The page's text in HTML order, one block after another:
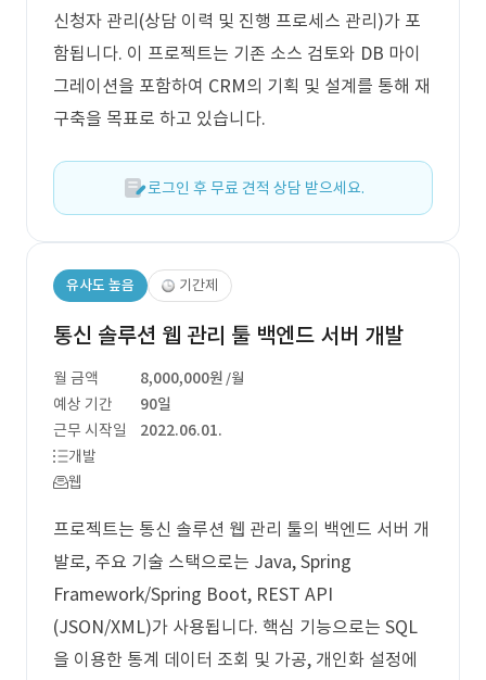
신청자 관리(상담 이력 및 진행 프로세스 관리)가 포
함됩니다. 이 프로젝트는 기존 소스 검토와 DB 마이
그레이션을 포함하여 CRM의 기획 및 설계를 통해 재
구축을 목표로 하고 있습니다.
로그인 후 무료 견적 상담 받으세요.
유사도 높음 기간제
통신 솔루션 웹 관리 툴 백엔드 서버 개발
월 금액 8,000,000원 /월
예상 기간
90일
근무 시작일
2022.06.01.
개발
웹
프로젝트는 통신 솔루션 웹 관리 툴의 백엔드 서버 개
발로, 주요 기술 스택으로는 Java, Spring
Framework/Spring Boot, REST API
(JSON/XML)가 사용됩니다. 핵심 기능으로는 SQL
을 이용한 통계 데이터 조회 및 가공, 개인화 설정에